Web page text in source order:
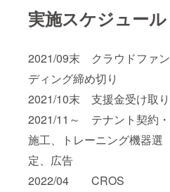
実施スケジュール
2021/09末 クラウドファン
ディング締め切り
2021/10末 支援金受け取り
2021/11～ テナント契約・
施工、トレーニング機器選
定、広告
2022/04 CROS